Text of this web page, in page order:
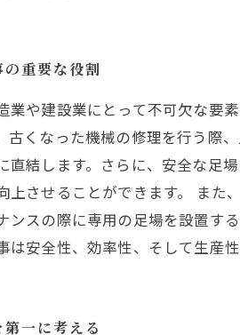
重要な役割
業や建設業にとって不可欠な要
古くなった機械の修理を行う際
直結します。さらに、安全な足
上させることができます。 ま
ンスの際に専用の足場を設置す
は安全性、効率性、そして生産
一に考える